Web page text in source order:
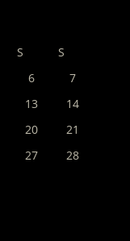
S
S
6
7
13
14
20
21
27
28